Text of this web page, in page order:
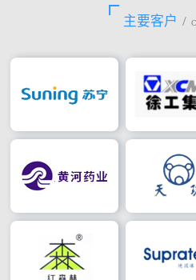
主要客户 /